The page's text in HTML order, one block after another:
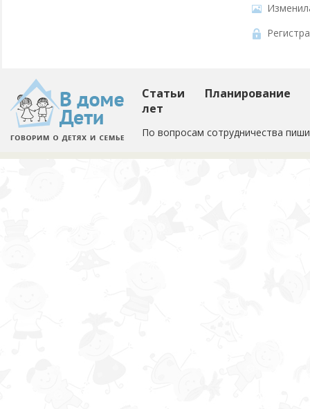
Статьи
Планирование
лет
По вопросам сотрудничества